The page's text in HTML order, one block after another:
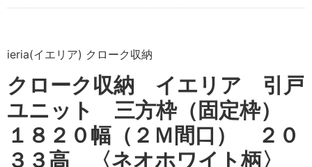
ieria(イエリア) クローク収納
クローク収納 イエリア 引戸
ユニット 三方枠（固定枠）
１８２０幅（２Ｍ間口） ２０
３３高 〈ネオホワイト柄〉